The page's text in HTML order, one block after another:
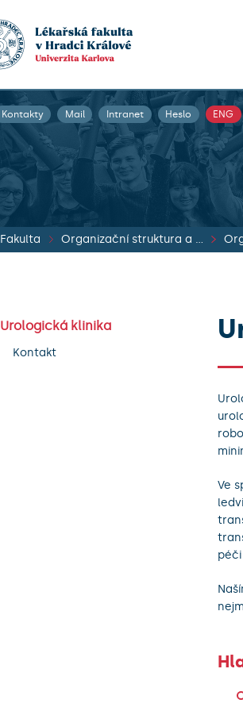
Kontakty Mail Intranet Heslo ENG
Fakulta Organizační struktura a dokumenty
Urologická klinika
Kontakt
Ve